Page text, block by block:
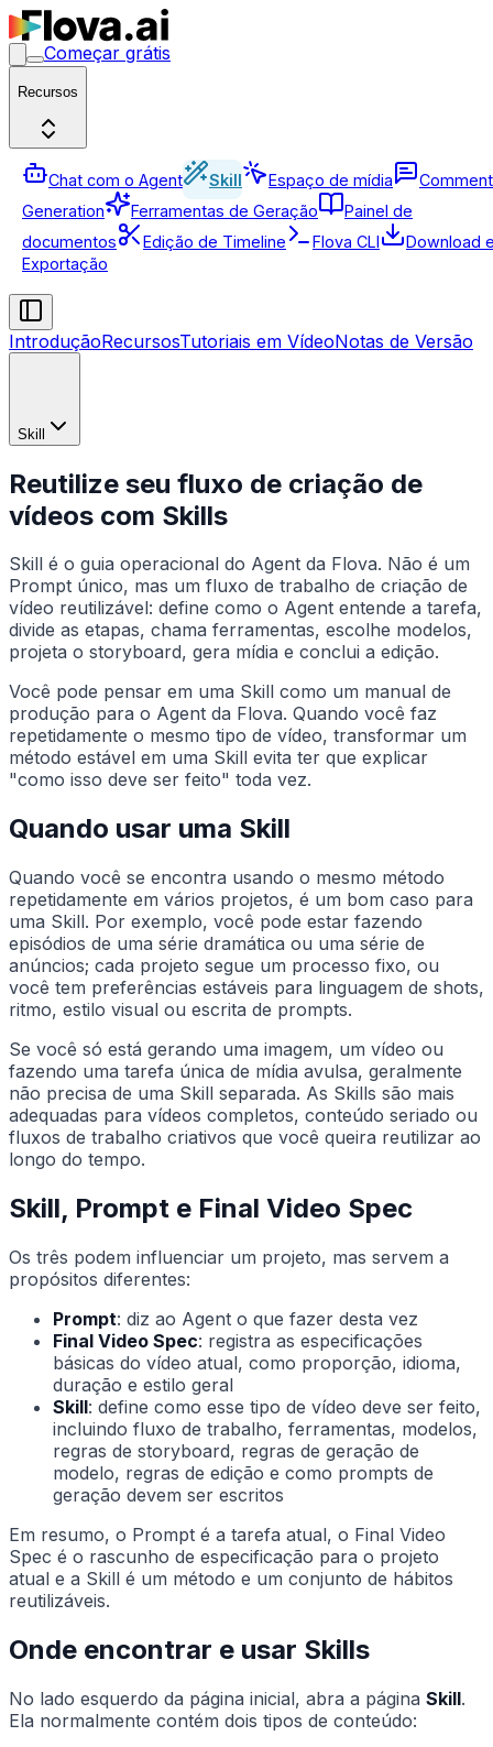
Começar grátis
Recursos
Chat com o Agent Skill Espaço de mídia
Comment
Generation
Ferramentas de Geração
Painel de
documentos
Edição de Timeline Flova CLI
Download
Exportação
IntroduçãoRecursosTutoriais em VídeoNotas de Versão
Skill
Reutilize seu fluxo de criação de
vídeos com Skills
Skill é o guia operacional do Agent da Flova. Não é um
Prompt único, mas um fluxo de trabalho de criação de
vídeo reutilizável: define como o Agent entende a tarefa,
divide as etapas, chama ferramentas, escolhe modelos,
projeta o storyboard, gera mídia e conclui a edição.
Você pode pensar em uma Skill como um manual de
produção para o Agent da Flova. Quando você faz
repetidamente o mesmo tipo de vídeo, transformar um
método estável em uma Skill evita ter que explicar
"como isso deve ser feito" toda vez.
Quando usar uma Skill
Quando você se encontra usando o mesmo método
repetidamente em vários projetos, é um bom caso para
uma Skill. Por exemplo, você pode estar fazendo
episódios de uma série dramática ou uma série de
anúncios; cada projeto segue um processo fixo, ou
você tem preferências estáveis para linguagem de shots,
ritmo, estilo visual ou escrita de prompts.
Se você só está gerando uma imagem, um vídeo ou
fazendo uma tarefa única de mídia avulsa, geralmente
não precisa de uma Skill separada. As Skills são mais
adequadas para vídeos completos, conteúdo seriado ou
fluxos de trabalho criativos que você queira reutilizar ao
longo do tempo.
Skill, Prompt e Final Video Spec
Os três podem influenciar um projeto, mas servem a
propósitos diferentes:
Prompt: diz ao Agent o que fazer desta vez
Final Video Spec: registra as especificações
básicas do vídeo atual, como proporção, idioma,
duração e estilo geral
Skill: define como esse tipo de vídeo deve ser feito,
incluindo fluxo de trabalho, ferramentas, modelos,
regras de storyboard, regras de geração de
modelo, regras de edição e como prompts de
geração devem ser escritos
Em resumo, o Prompt é a tarefa atual, o Final Video
Spec é o rascunho de especificação para o projeto
atual e a Skill é um método e um conjunto de hábitos
reutilizáveis.
Onde encontrar e usar Skills
No lado esquerdo da página inicial, abra a página Skill.
Ela normalmente contém dois tipos de conteúdo: